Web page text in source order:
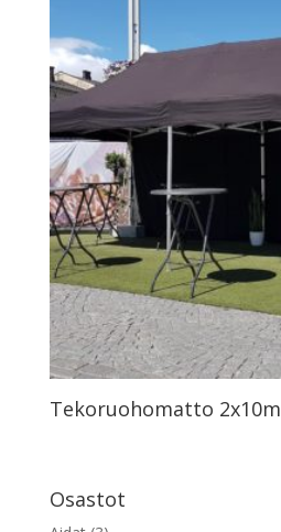
Tekoruohomatto 2x10m
Osastot